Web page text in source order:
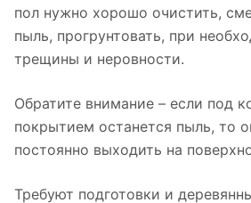
пол нужно хорошо очистить,
пыль, прогрунтовать, при
трещины и неровности.
Обратите внимание – если под
покрытием останется пыль, то
постоянно выходить на
Требуют подготовки и